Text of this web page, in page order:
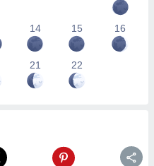
14 15 16
21 22